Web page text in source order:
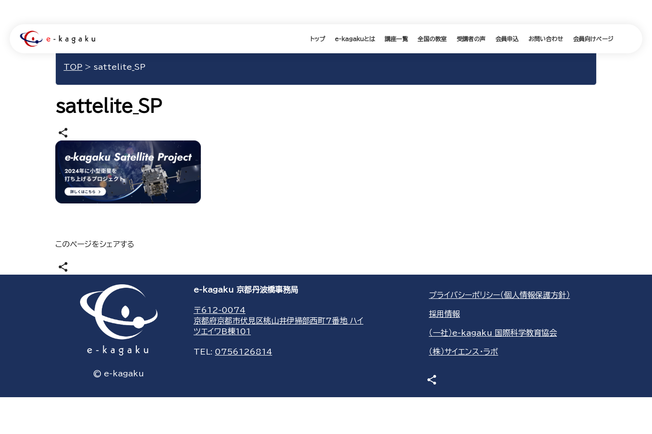
トップ e-kagakuとは 講座一覧 全国の教室 受講者の声 会員申込 お問い合わせ 会員向けページ
TOP > sattelite_SP
sattelite_SP
share
このページをシェアする
share
© e-kagaku
e-kagaku 京都丹波橋事務局
〒612-0074
京都府京都市伏見区桃山井伊掃部西町7番地 ハイ
ツエイワB棟101
TEL: 0756126814
プライバシーポリシー（個人情報保護方針）
採用情報
（一社）e-kagaku 国際科学教育協会
（株）サイエンス・ラボ
share